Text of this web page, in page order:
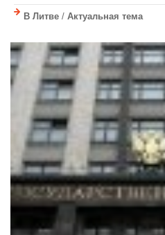
В Литве / Актуальная тема